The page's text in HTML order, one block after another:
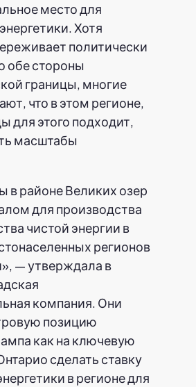
место для
Хотя
политически
обе стороны
границы, многие
что в этом регионе,
для этого подходит,
масштабы
в районе Великих озер
для производства
чистой энергии в
регионов
— утверждала в
компания. Они
позицию
как на ключевую
сделать ставку
в регионе для